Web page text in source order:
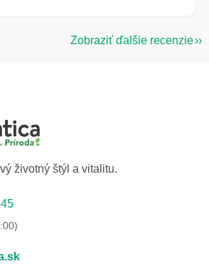
Zobraziť ďalšie recenzie
životný štýl a vitalitu.